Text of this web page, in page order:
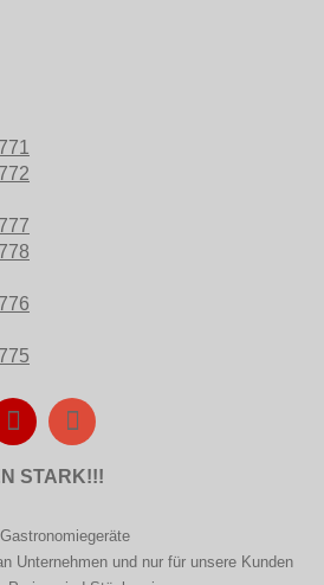
STARK!!!
Gastronomiegeräte
Unternehmen und nur für unsere Kunden